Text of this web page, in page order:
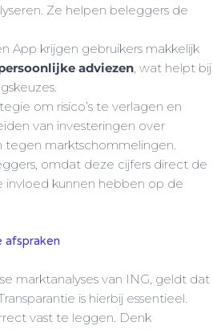
Ze helpen beleggers de
App krijgen gebruikers makkelijk
adviezen, wat helpt bij
om risico’s te verlagen en
van investeringen over
tegen marktschommelingen.
omdat deze cijfers direct de
invloed kunnen hebben op de
afspraken
marktanalyses van ING, geldt dat
is hierbij essentieel.
vast te leggen. Denk